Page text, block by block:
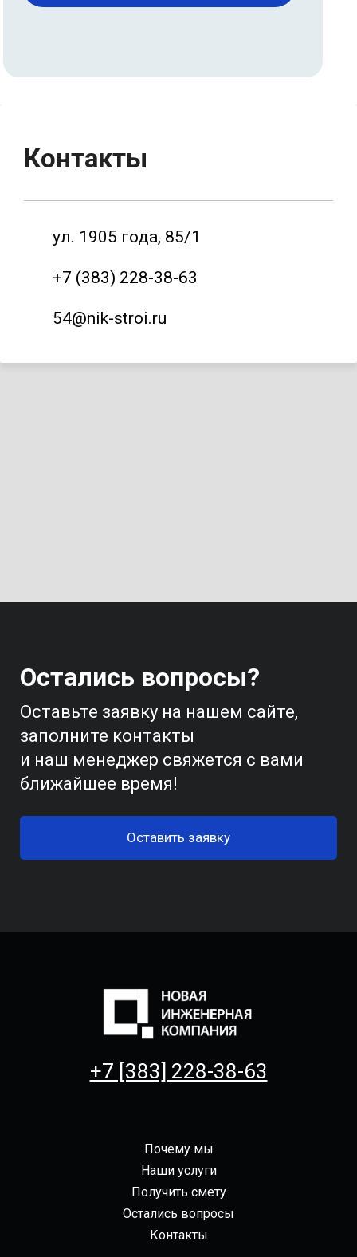
Контакты
ул. 1905 года, 85/1
+7 (383) 228-38-63
54@nik-stroi.ru
Остались вопросы?
Оставьте заявку на нашем сайте,
заполните контакты
и наш менеджер свяжется с вами
ближайшее время!
Оставить заявку
+7 [383] 228-38-63
Почему мы
Наши услуги
Получить смету
Остались вопросы
Контакты